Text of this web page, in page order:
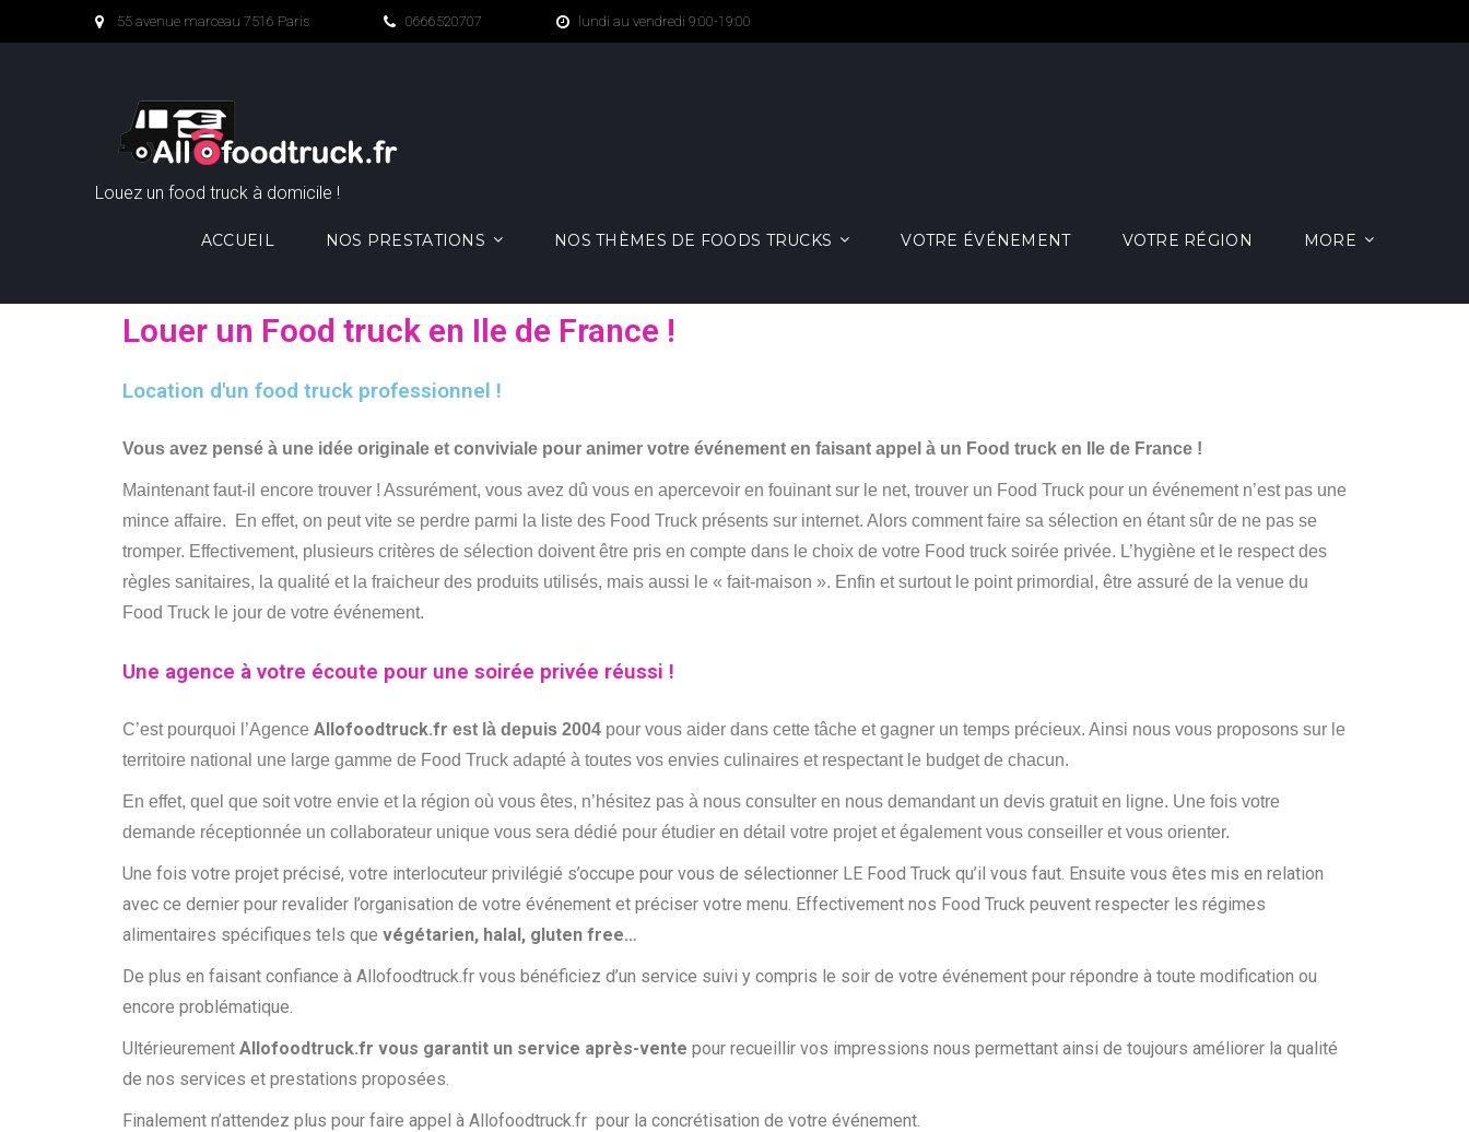
55 avenue marceau 7516 Paris 0666520707 lundi au vendredi 9:00-19:00
Louez un food truck à domicile !
ACCUEIL NOS PRESTATIONS NOS THÈMES DE FOODS TRUCKS VOTRE ÉVÉNEMENT VOTRE RÉGION MORE
Louer un Food truck en Ile de France !
Location d'un food truck professionnel !
Vous avez pensé à une idée originale et conviviale pour animer votre événement en faisant appel à un Food truck en Ile de France !
Maintenant faut-il encore trouver ! Assurément, vous avez dû vous en apercevoir en fouinant sur le net, trouver un Food Truck pour un événement n’est pas une
mince affaire. En effet, on peut vite se perdre parmi la liste des Food Truck présents sur internet. Alors comment faire sa sélection en étant sûr de ne pas se
tromper. Effectivement, plusieurs critères de sélection doivent être pris en compte dans le choix de votre Food truck soirée privée. L’hygiène et le respect des
règles sanitaires, la qualité et la fraicheur des produits utilisés, mais aussi le « fait-maison ». Enfin et surtout le point primordial, être assuré de la venue du
Food Truck le jour de votre événement.
Une agence à votre écoute pour une soirée privée réussi !
C’est pourquoi l’Agence Allofoodtruck.fr est là depuis 2004 pour vous aider dans cette tâche et gagner un temps précieux. Ainsi nous vous proposons sur le
territoire national une large gamme de Food Truck adapté à toutes vos envies culinaires et respectant le budget de chacun.
En effet, quel que soit votre envie et la région où vous êtes, n’hésitez pas à nous consulter en nous demandant un devis gratuit en ligne. Une fois votre
demande réceptionnée un collaborateur unique vous sera dédié pour étudier en détail votre projet et également vous conseiller et vous orienter.
Une fois votre projet précisé, votre interlocuteur privilégié s’occupe pour vous de sélectionner LE Food Truck qu’il vous faut. Ensuite vous êtes mis en relation
avec ce dernier pour revalider l’organisation de votre événement et préciser votre menu. Effectivement nos Food Truck peuvent respecter les régimes
alimentaires spécifiques tels que végétarien, halal, gluten free…
De plus en faisant confiance à Allofoodtruck.fr vous bénéficiez d’un service suivi y compris le soir de votre événement pour répondre à toute modification ou
encore problématique.
Ultérieurement Allofoodtruck.fr vous garantit un service après-vente pour recueillir vos impressions nous permettant ainsi de toujours améliorer la qualité
de nos services et prestations proposées.
Finalement n’attendez plus pour faire appel à Allofoodtruck.fr pour la concrétisation de votre événement.